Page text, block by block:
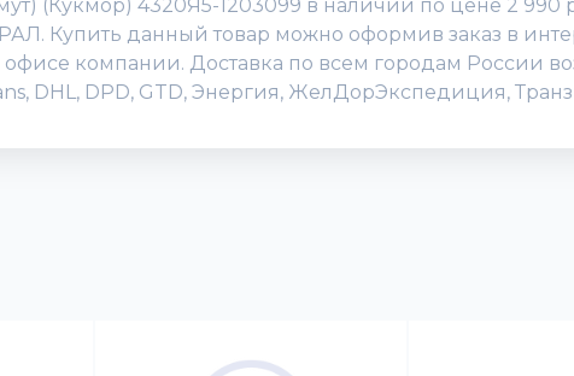
(Кукмор) 4320Я5-1203099 в наличии по цене 2
Купить данный товар можно оформив заказ в
офисе компании. Доставка по всем городам России
DHL, DPD, GTD, Энергия, ЖелДорЭкспедиция,